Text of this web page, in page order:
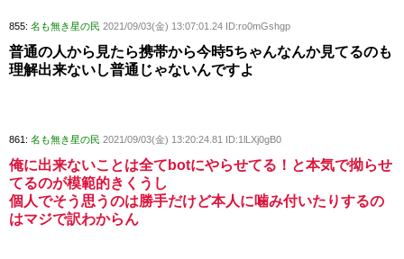
855: 名も無き星の民 2021/09/03(金) 13:07:01.24 ID:ro0mGshgp
普通の人から見たら携帯から今時5ちゃんなんか見てるのも
理解出来ないし普通じゃないんですよ
861: 名も無き星の民 2021/09/03(金) 13:20:24.81 ID:1lLXj0gB0
俺に出来ないことは全てbotにやらせてる！と本気で拗らせ
てるのが模範的きくうし
個人でそう思うのは勝手だけど本人に噛み付いたりするの
はマジで訳わからん